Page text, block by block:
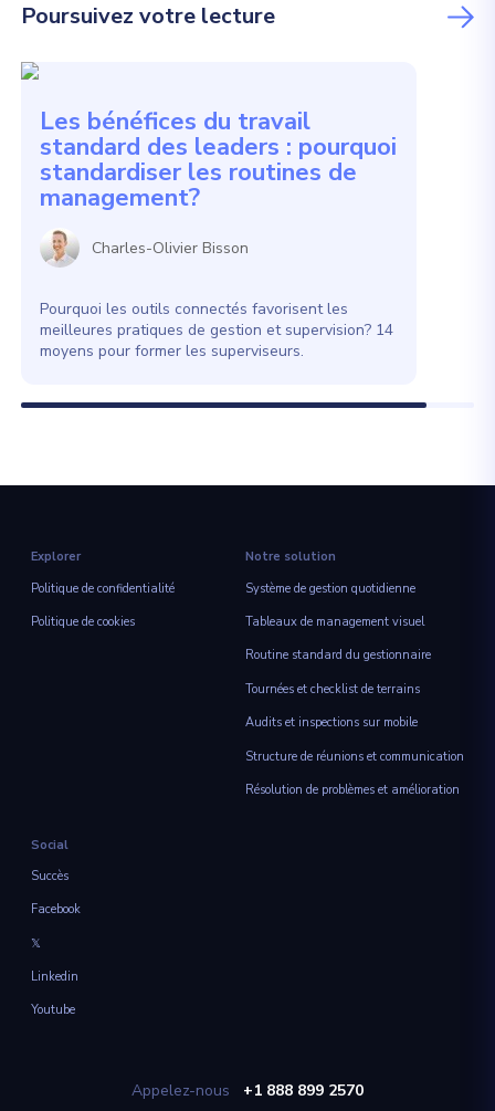
Poursuivez votre lecture
Les bénéfices du travail
standard des leaders : pourquoi
standardiser les routines de
management?
Charles-Olivier Bisson
Pourquoi les outils connectés favorisent les
meilleures pratiques de gestion et supervision? 14
moyens pour former les superviseurs.
Explorer
Politique de confidentialité
Politique de cookies
Notre solution
Système de gestion quotidienne
Tableaux de management visuel
Routine standard du gestionnaire
Tournées et checklist de terrains
Audits et inspections sur mobile
Structure de réunions et communication
Résolution de problèmes et amélioration
Social
Succès
Facebook
𝕏
Linkedin
Youtube
Appelez-nous +1 888 899 2570